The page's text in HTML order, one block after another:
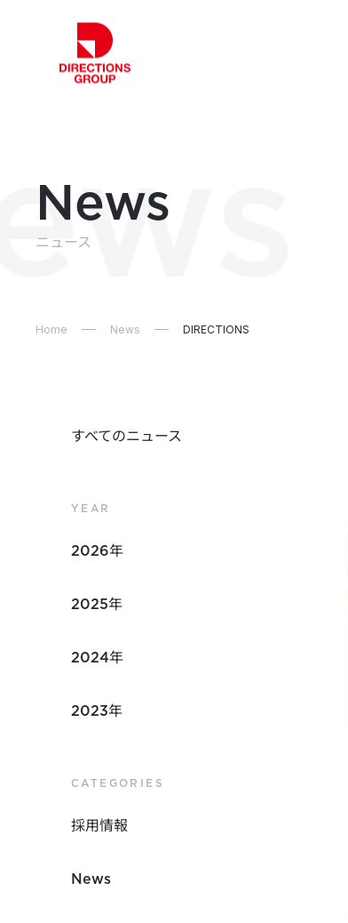
News
ニュース
Home News DIRECTIONS
すべてのニュース
YEAR
2026年
2025年
2024年
2023年
CATEGORIES
採用情報
News